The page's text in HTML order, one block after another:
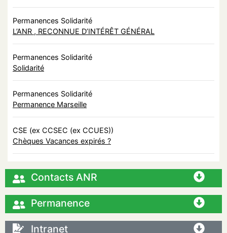
Permanences Solidarité
L’ANR , RECONNUE D’INTÉRÊT GÉNÉRAL
Permanences Solidarité
Solidarité
Permanences Solidarité
Permanence Marseille
CSE (ex CCSEC (ex CCUES))
Chèques Vacances expirés ?
Contacts ANR
Permanence
Intranet